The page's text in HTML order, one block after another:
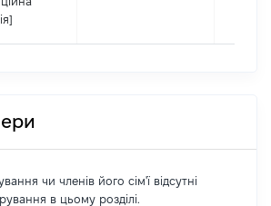
чи членів його сім'ї відсутні
в цьому розділі.